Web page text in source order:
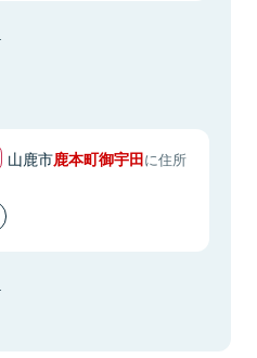
山鹿市鹿本町御宇田に住所